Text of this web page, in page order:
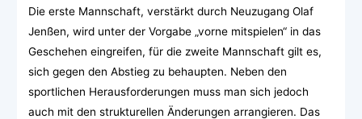
Die erste Mannschaft, verstärkt durch Neuzugang Olaf
Jenßen, wird unter der Vorgabe „vorne mitspielen“ in das
Geschehen eingreifen, für die zweite Mannschaft gilt es,
sich gegen den Abstieg zu behaupten. Neben den
sportlichen Herausforderungen muss man sich jedoch
auch mit den strukturellen Änderungen arrangieren. Das